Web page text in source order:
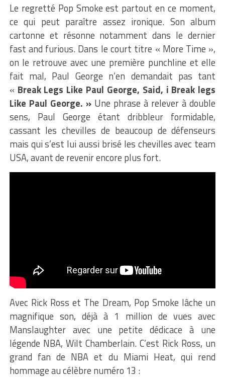
Le regretté Pop Smoke est partout en ce moment,
ce qui peut paraître assez ironique. Son album
cartonne et résonne notamment dans le dernier
fast and furious. Dans le court titre « More Time »,
on le retrouve avec une première punchline et elle
fait mal, Paul George n’en demandait pas tant
« Break Legs Like Paul George, Said, i Break legs
Like Paul George. »Une phrase à relever à double
sens, Paul George étant dribbleur formidable,
cassant les chevilles de beaucoup de défenseurs
mais qui s’est lui aussi brisé les chevilles avec team
USA, avant de revenir encore plus fort.
Avec Rick Ross et The Dream, Pop Smoke lâche un
magnifique son, déjà à 1 million de vues avec
Manslaughter avec une petite dédicace à une
légende NBA, Wilt Chamberlain. C’est Rick Ross, un
grand fan de NBA et du Miami Heat, qui rend
hommage au célèbre numéro 13 :